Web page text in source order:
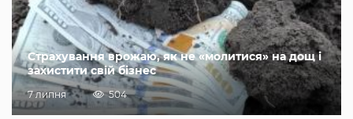
Страхування врожаю, як не «молитися» на дощ і
захистити свій бізнес
7 липня 504